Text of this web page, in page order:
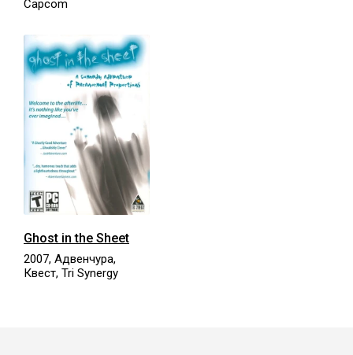
Capcom
Ghost in the Sheet
2007, Адвенчура,
Квест, Tri Synergy